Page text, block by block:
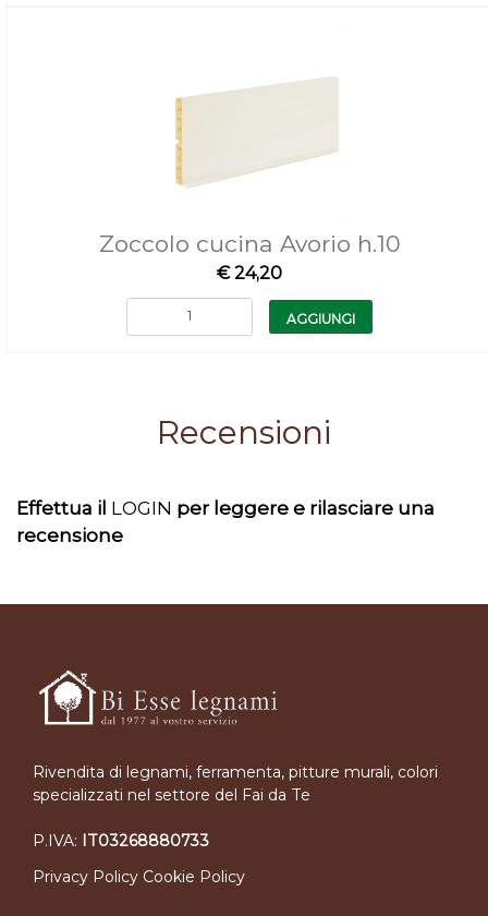
Zoccolo cucina Avorio h.10
€ 24,20
Quantità
AGGIUNGI
Recensioni
Effettua il LOGIN per leggere e rilasciare una
recensione
Rivendita di legnami, ferramenta, pitture murali, colori
specializzati nel settore del Fai da Te
P.IVA: IT03268880733
Privacy Policy Cookie Policy